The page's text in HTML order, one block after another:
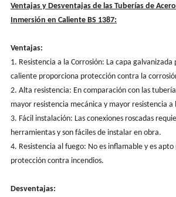
Ventajas y Desventajas de las Tuberías de
Inmersión en Caliente BS 1387:
Ventajas:
1. Resistencia a la Corrosión: La capa
caliente proporciona protección contra la
2. Alta resistencia: En comparación con las
mayor resistencia mecánica y mayor resistencia a
3. Fácil instalación: Las conexiones roscadas
herramientas y son fáciles de instalar en obra.
4. Resistencia al fuego: No es inflamable y es apto
protección contra incendios.
Desventajas: